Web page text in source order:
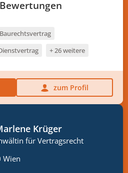
Bewertungen
Baurechtsvertrag
+ 26 weitere
zum Profil
Krüger
für Vertragsrecht
Wien